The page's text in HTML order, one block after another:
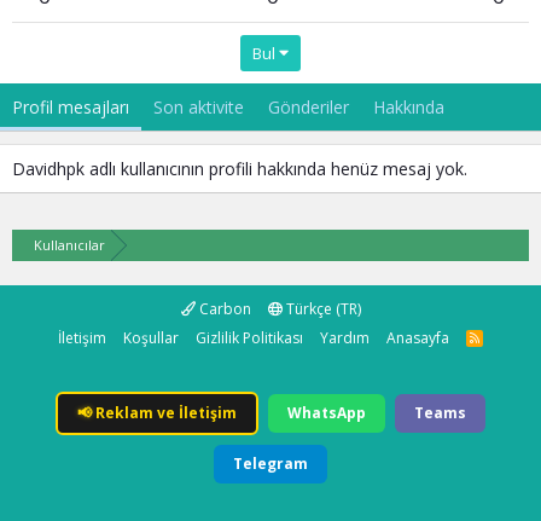
Bul
Profil mesajları Son aktivite Gönderiler Hakkında
Davidhpk adlı kullanıcının profili hakkında henüz mesaj yok.
Kullanıcılar
Carbon
Türkçe (TR)
İletişim
Koşullar Gizlilik Politikası Yardım Anasayfa
R
S
📢Reklam ve İletişim WhatsApp Teams
Telegram